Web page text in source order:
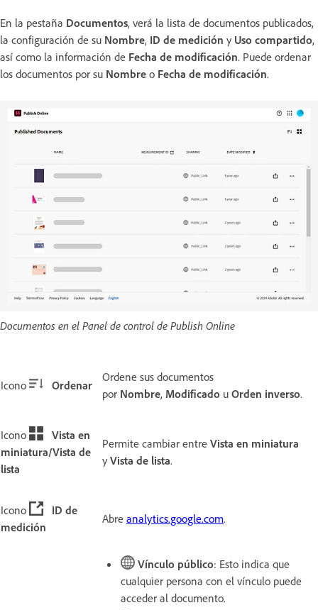
En la pestaña Documentos, verá la lista de documentos publicados,
la configuración de su Nombre, ID de medición y Uso compartido,
así como la información de Fecha de modificación. Puede ordenar
los documentos por su Nombre o Fecha de modificación.
Documentos en el Panel de control de Publish Online
Icono Ordenar
Ordene sus documentos
por Nombre, Modificado u Orden inverso.
Icono
Vista en
miniatura/Vista de
lista
Permite cambiar entre Vista en miniatura
y Vista de lista.
Icono
ID de
medición
Abre analytics.google.com.
Vínculo público: Esto indica que
cualquier persona con el vínculo puede
acceder al documento.